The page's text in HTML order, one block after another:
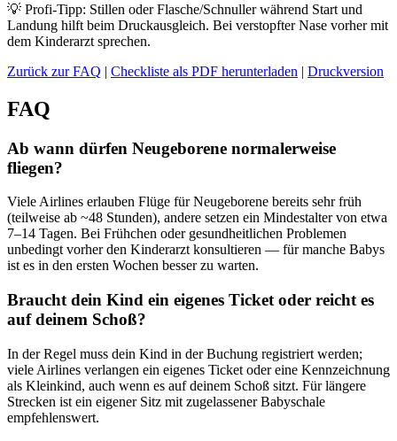
💡 Profi‑Tipp: Stillen oder Flasche/Schnuller während Start und
Landung hilft beim Druckausgleich. Bei verstopfter Nase vorher mit
dem Kinderarzt sprechen.
Zurück zur FAQ | Checkliste als PDF herunterladen | Druckversion
FAQ
Ab wann dürfen Neugeborene normalerweise
fliegen?
Viele Airlines erlauben Flüge für Neugeborene bereits sehr früh
(teilweise ab ~48 Stunden), andere setzen ein Mindestalter von etwa
7–14 Tagen. Bei Frühchen oder gesundheitlichen Problemen
unbedingt vorher den Kinderarzt konsultieren — für manche Babys
ist es in den ersten Wochen besser zu warten.
Braucht dein Kind ein eigenes Ticket oder reicht es
auf deinem Schoß?
In der Regel muss dein Kind in der Buchung registriert werden;
viele Airlines verlangen ein eigenes Ticket oder eine Kennzeichnung
als Kleinkind, auch wenn es auf deinem Schoß sitzt. Für längere
Strecken ist ein eigener Sitz mit zugelassener Babyschale
empfehlenswert.